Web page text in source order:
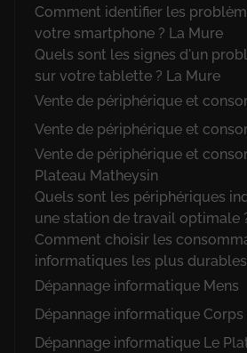
Comment identifier les
votre smartphone ? La Mure
Quels sont les signes d'un
sur votre tablette ? La Mure
Vente de périphérique et
Vente de périphérique et
Vente de périphérique et
Plateau Matheysin
Quels sont les périphériques
une station de travail optimale
Comment choisir les
informatiques les plus
Dépannage informatique Mens
Dépannage informatique Corps
Dépannage informatique Le